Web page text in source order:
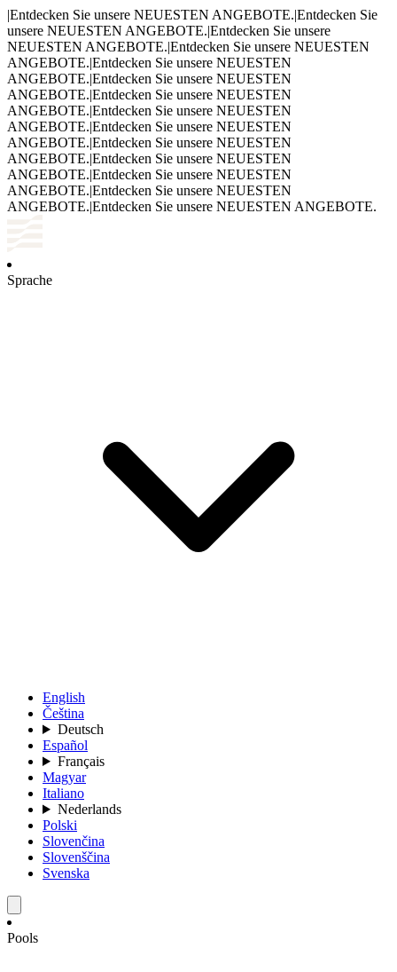
|Entdecken Sie unsere NEUESTEN ANGEBOTE.|Entdecken Sie
unsere NEUESTEN ANGEBOTE.|Entdecken Sie unsere
NEUESTEN ANGEBOTE.|Entdecken Sie unsere NEUESTEN
ANGEBOTE.|Entdecken Sie unsere NEUESTEN
ANGEBOTE.|Entdecken Sie unsere NEUESTEN
ANGEBOTE.|Entdecken Sie unsere NEUESTEN
ANGEBOTE.|Entdecken Sie unsere NEUESTEN
ANGEBOTE.|Entdecken Sie unsere NEUESTEN
ANGEBOTE.|Entdecken Sie unsere NEUESTEN
ANGEBOTE.|Entdecken Sie unsere NEUESTEN
ANGEBOTE.|Entdecken Sie unsere NEUESTEN
ANGEBOTE.|Entdecken Sie unsere NEUESTEN
ANGEBOTE.|Entdecken Sie unsere NEUESTEN ANGEBOTE.
Sprache
English
Čeština
Deutsch
Español
Français
Magyar
Italiano
Nederlands
Polski
Slovenčina
Slovenščina
Svenska
Pools